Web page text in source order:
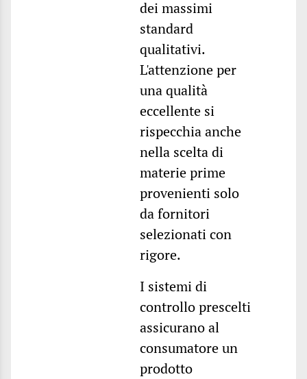
dei massimi
standard
qualitativi.
L'attenzione per
una qualità
eccellente si
rispecchia anche
nella scelta di
materie prime
provenienti solo
da fornitori
selezionati con
rigore.
I sistemi di
controllo prescelti
assicurano al
consumatore un
prodotto